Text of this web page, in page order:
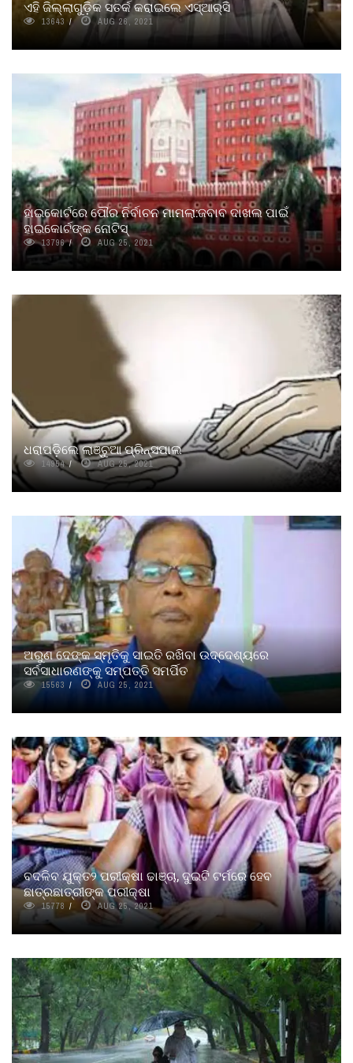
ଏହି ଜିଲ୍ଲାଗୁଡ଼ିକ ସତର୍କ କରାଇଲେ ଏସ୍‌ଆର୍‌ସି
13643 AUG 26, 2021
ହାଇକୋର୍ଟରେ ପୌର ନିର୍ବାଚନ ମାମଲା:ଜବାବ ଦାଖଲ ପାଇଁ
ହାଇକୋର୍ଟଙ୍କ ନୋଟିସ୍
13796 AUG 25, 2021
ଧରାପଡ଼ିଲେ ଲାଞ୍ଚୁଆ ପ୍ରିନ୍ସପାଲ
14954 AUG 25, 2021
ଅରୁଣ ଦେଙ୍କ ସ୍ମୃତିକୁ ସାଇତି ରଖିବା ଉଦ୍ଦେଶ୍ୟରେ
ସର୍ବସାଧାରଣଙ୍କୁ ସମ୍ପତ୍ତି ସମର୍ପିତ
15563 AUG 25, 2021
ବଦଳିବ ଯୁକ୍ତ୨ ପରୀକ୍ଷା ଢାଞ୍ଚା, ଦୁଇଟି ଟର୍ମରେ ହେବ
ଛାତ୍ରଛାତ୍ରୀଙ୍କ ପରୀକ୍ଷା
15778 AUG 25, 2021